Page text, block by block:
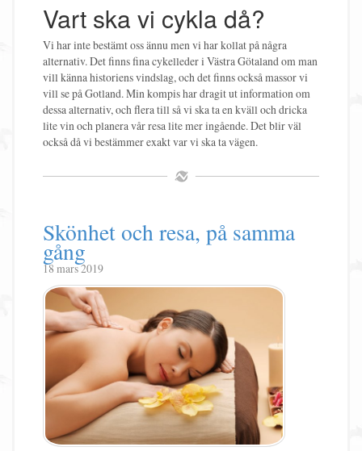
Vart ska vi cykla då?
Vi har inte bestämt oss ännu men vi har kollat på några
alternativ. Det finns fina cykelleder i Västra Götaland om man
vill känna historiens vindslag, och det finns också massor vi
vill se på Gotland. Min kompis har dragit ut information om
dessa alternativ, och flera till så vi ska ta en kväll och dricka
lite vin och planera vår resa lite mer ingående. Det blir väl
också då vi bestämmer exakt var vi ska ta vägen.
Skönhet och resa, på samma
gång
18 mars 2019